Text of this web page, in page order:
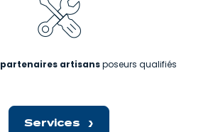
partenaires artisansposeurs qualifiés
Services